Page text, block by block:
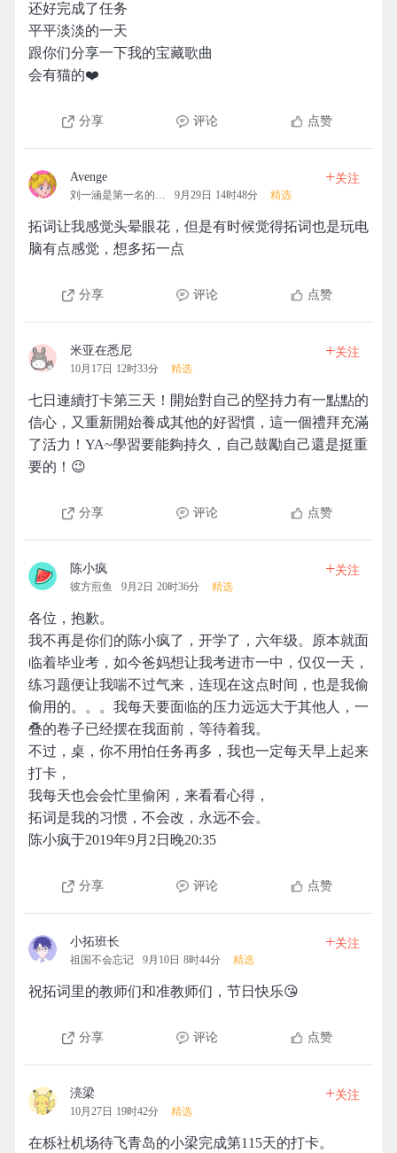
还好完成了任务
平平淡淡的一天
跟你们分享一下我的宝藏歌曲
会有猫的❤️
分享 评论 点赞
Avenge
刘一涵是第一名的拓团 9月29日 14时48分 精选
+关注
拓词让我感觉头晕眼花，但是有时候觉得拓词也是玩电
脑有点感觉，想多拓一点
分享 评论 点赞
米亚在悉尼
10月17日 12时33分 精选
+关注
七日連續打卡第三天！開始對自己的堅持力有一點點的
信心，又重新開始養成其他的好習慣，這一個禮拜充滿
了活力！YA~學習要能夠持久，自己鼓勵自己還是挺重
要的！😉
分享 评论 点赞
陈小疯
彼方煎鱼 9月2日 20时36分 精选
+关注
各位，抱歉。
我不再是你们的陈小疯了，开学了，六年级。原本就面
临着毕业考，如今爸妈想让我考进市一中，仅仅一天，
练习题便让我喘不过气来，连现在这点时间，也是我偷
偷用的。。。我每天要面临的压力远远大于其他人，一
叠的卷子已经摆在我面前，等待着我。
不过，桌，你不用怕任务再多，我也一定每天早上起来
打卡，
我每天也会会忙里偷闲，来看看心得，
拓词是我的习惯，不会改，永远不会。
陈小疯于2019年9月2日晚20:35
分享 评论 点赞
小拓班长
祖国不会忘记 9月10日 8时44分 精选
+关注
祝拓词里的教师们和准教师们，节日快乐😘
分享 评论 点赞
湸梁
10月27日 19时42分 精选
+关注
在栎社机场待飞青岛的小梁完成第115天的打卡。